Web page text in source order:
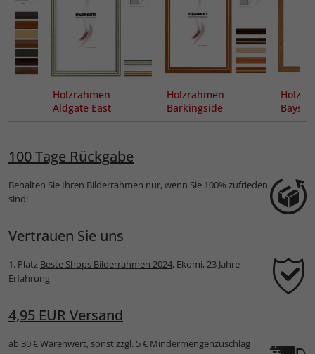
Holzrahmen
Aldgate East
Holzrahmen
Barkingside
100 Tage Rückgabe
Behalten Sie Ihren Bilderrahmen nur, wenn Sie 100% zufrieden
sind!
Vertrauen Sie uns
1. Platz Beste Shops Bilderrahmen 2024, Ekomi, 23 Jahre
Erfahrung
4,95 EUR Versand
ab 30 € Warenwert, sonst zzgl. 5 € Mindermengenzuschlag